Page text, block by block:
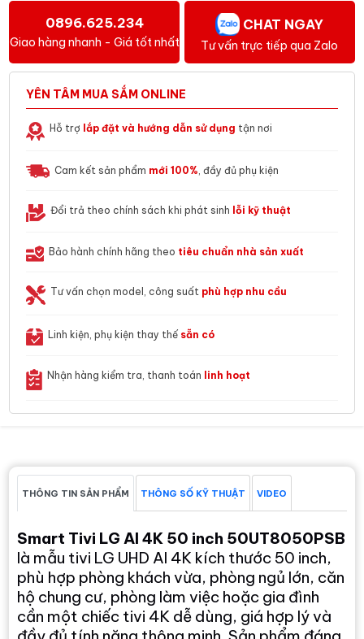
0896.625.234
Giao hàng nhanh - Giá tốt nhất
CHAT NGAY
Tư vấn trực tiếp qua Zalo
YÊN TÂM MUA SẮM ONLINE
Hỗ trợ lắp đặt và hướng dẫn sử dụng tận nơi
Cam kết sản phẩm mới 100% , đầy đủ phụ kiện
Đổi trả theo chính sách khi phát sinh lỗi kỹ thuật
Bảo hành chính hãng theo tiêu chuẩn nhà sản xuất
Tư vấn chọn model, công suất phù hợp nhu cầu
Linh kiện, phụ kiện thay thế sẵn có
Nhận hàng kiểm tra, thanh toán linh hoạt
THÔNG TIN SẢN PHẨM THÔNG SỐ KỸ THUẬT VIDEO
Smart Tivi LG AI 4K 50 inch 50UT8050PSB
là mẫu tivi LG UHD AI 4K kích thước 50 inch,
phù hợp phòng khách vừa, phòng ngủ lớn, căn
hộ chung cư, phòng làm việc hoặc gia đình
cần một chiếc tivi 4K dễ dùng, giá hợp lý và